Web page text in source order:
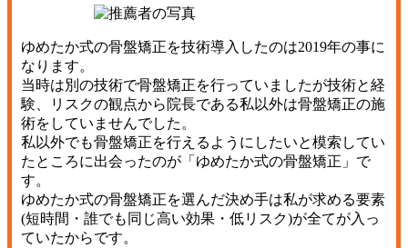
ゆめたか式の骨盤矯正を技術導入したのは2019年の事に
なります。
当時は別の技術で骨盤矯正を行っていましたが技術と経
験、リスクの観点から院長である私以外は骨盤矯正の施
術をしていませんでした。
私以外でも骨盤矯正を行えるようにしたいと模索してい
たところに出会ったのが「ゆめたか式の骨盤矯正」で
す。
ゆめたか式の骨盤矯正を選んだ決め手は私が求める要素
(短時間・誰でも同じ高い効果・低リスク)が全てが入っ
ていたからです。